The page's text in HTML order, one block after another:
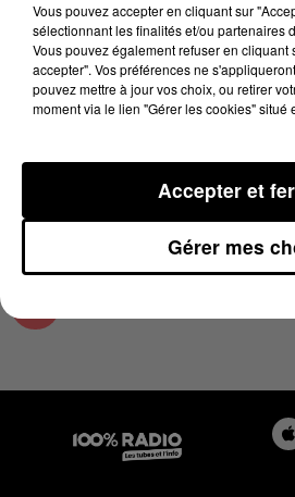
29 mars 2025 - 3 min 53 sec
L'AGENDA DU TARN ET
29/03/2025 À 06H43
L'agenda du Tarn et Garonne
Vous pouvez accepter en cliquant sur
sélectionnant les finalités et/ou partenaires
Vous pouvez également refuser en cliquant
accepter". Vos préférences ne
pouvez mettre à jour vos choix, ou retirer
moment via le lien "Gérer les cookies" situé
Gérer mes
Accepter et